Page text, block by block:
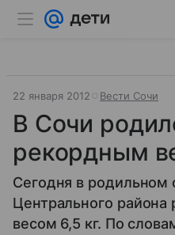
22 января 2012 Вести Сочи
В Сочи
рекордным
Сегодня в родильном
Центрального района
весом 6,5 кг. По